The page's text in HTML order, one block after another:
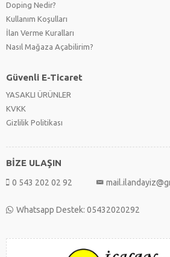
Doping Nedir?
Kullanım Koşulları
İlan Verme Kuralları
Nasıl Mağaza Açabilirim?
Güvenli E-Ticaret
YASAKLI ÜRÜNLER
KVKK
Gizlilik Politikası
BİZE ULAŞIN
0 543 202 02 92
Whatsapp Destek: 05432020292